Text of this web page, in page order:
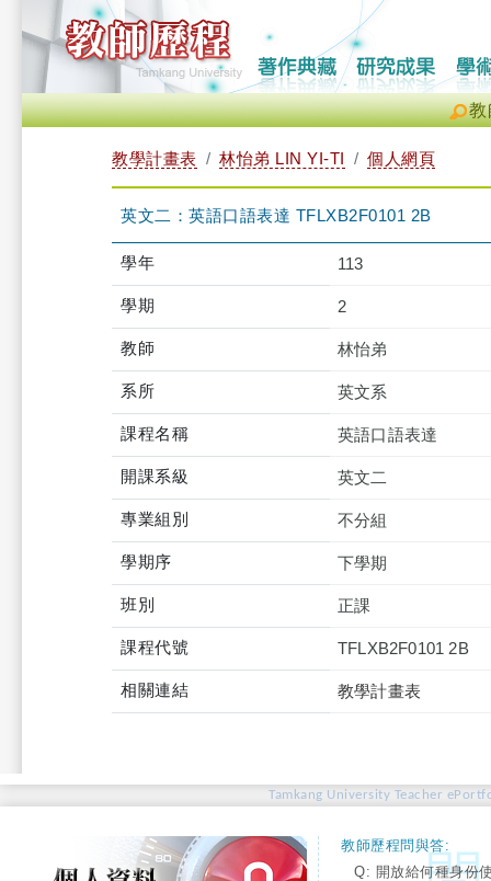
教
教學計畫表 林怡弟 LIN YI-TI 個人網頁
英文二：英語口語表達 TFLXB2F0101 2B
學年 113
學期 2
教師 林怡弟
系所 英文系
課程名稱 英語口語表達
開課系級 英文二
專業組別 不分組
學期序 下學期
班別 正課
課程代號 TFLXB2F0101 2B
相關連結 教學計畫表
Tamkang University Teacher
教師歷程問與答:
Q: 開放給何種身份